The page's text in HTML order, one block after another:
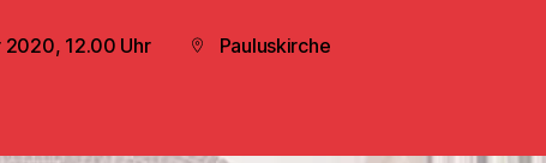
2020, 12.00 Uhr Beitragsort
Pauluskirche